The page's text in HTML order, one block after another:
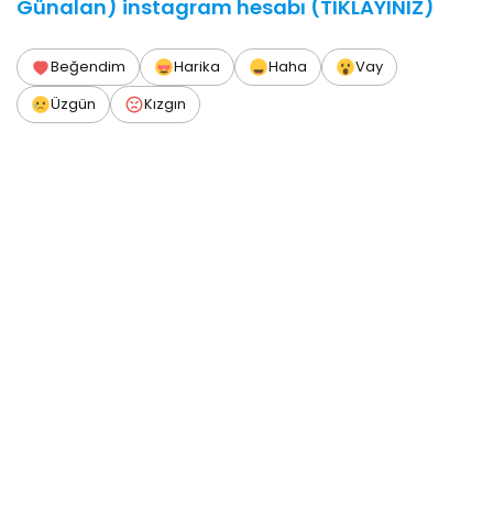
Günalan) instagram hesabı (TIKLAYINIZ)
Beğendim Harika Haha
Vay
Üzgün
Kızgın